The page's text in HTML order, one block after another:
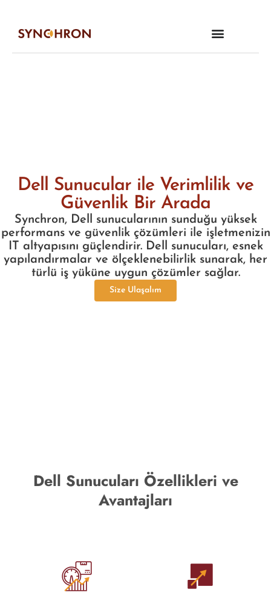
Dell Sunucular ile Verimlilik ve
Güvenlik Bir Arada
Synchron, Dell sunucularının sunduğu yüksek
performans ve güvenlik çözümleri ile işletmenizin
IT altyapısını güçlendirir. Dell sunucuları, esnek
yapılandırmalar ve ölçeklenebilirlik sunarak, her
türlü iş yüküne uygun çözümler sağlar.
Size Ulaşalım
Dell Sunucuları Özellikleri ve
Avantajları